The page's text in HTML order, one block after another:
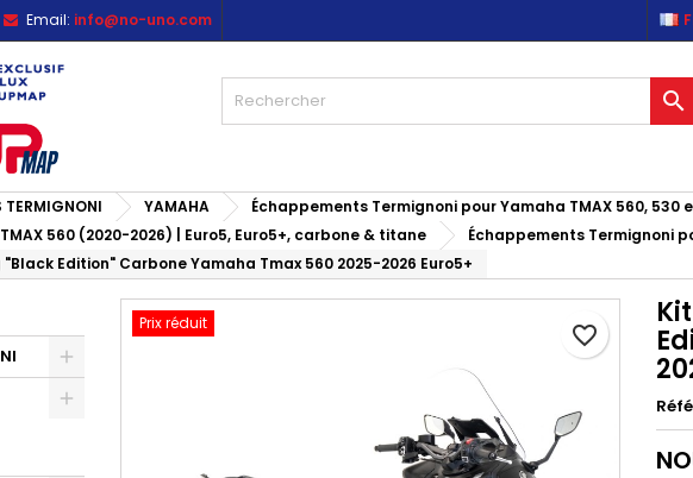
Email: info@no-uno.com

TERMIGNONI YAMAHA
Échappements Termignoni pour Yamaha TMAX 560, 530
560 (2020-2026) | Euro5, Euro5+, carbone & titane
Échappements Termignoni
Edition" Carbone Yamaha Tmax 560 2025-2026 Euro5+
Prix réduit favorite_border
Mes listes d'envies
Créer une nouvelle liste
Créer une liste d'envies
Annuler
Connexion
Vous devez être connecté pour ajouter des produits à votre
Annuler